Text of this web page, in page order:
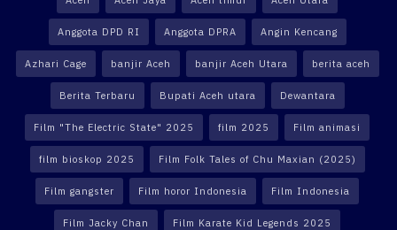
Anggota DPD RI Anggota DPRA Angin Kencang
Azhari Cage banjir Aceh banjir Aceh Utara berita aceh
Berita Terbaru Bupati Aceh utara Dewantara
Film "The Electric State" 2025 film 2025 Film animasi
film bioskop 2025 Film Folk Tales of Chu Maxian (2025)
Film gangster Film horor Indonesia Film Indonesia
Film Jacky Chan Film Karate Kid Legends 2025